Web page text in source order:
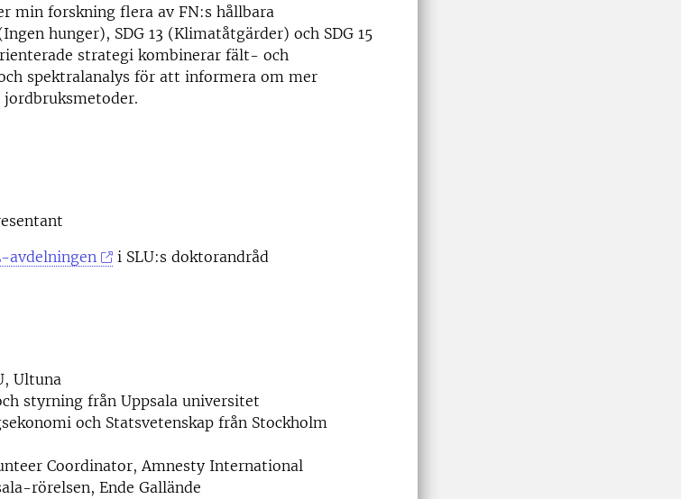
min forskning flera av FN:s hållbara
hunger), SDG 13 (Klimatåtgärder) och SDG 15
strategi kombinerar fält- och
spektralanalys för att informera om mer
avdelningen
i SLU:s doktorandråd
Ultuna
styrning från Uppsala universitet
och Statsvetenskap från Stockholm
Coordinator, Amnesty International
rörelsen, Ende Gallände